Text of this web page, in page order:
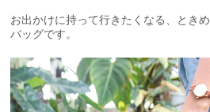
お出かけに持って行きたくなる、とき
バッグです。